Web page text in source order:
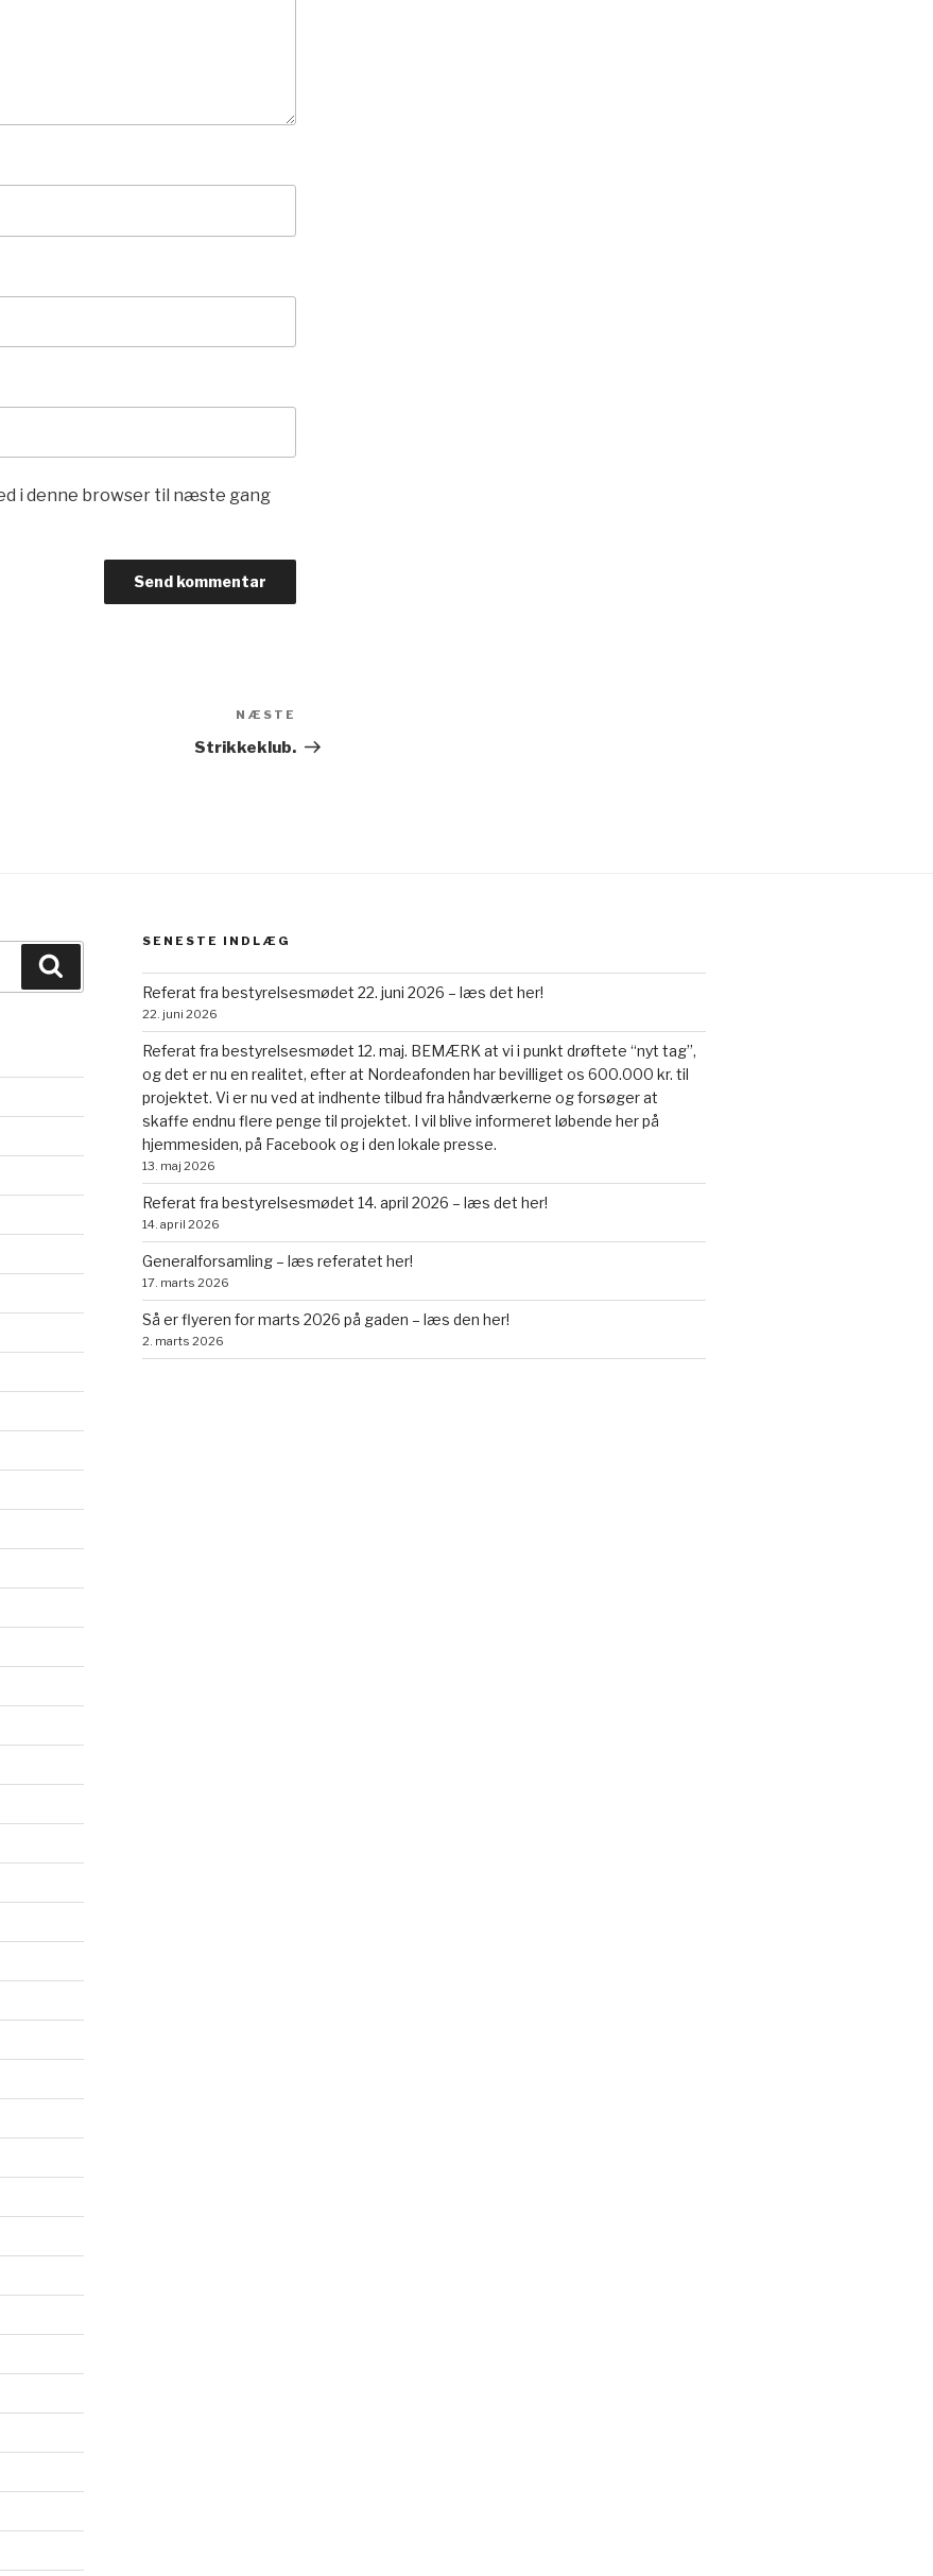
i denne browser til næste gang
indlæg
NÆSTE
Strikkeklub.
SENESTE INDLÆG
Referat fra bestyrelsesmødet 22. juni 2026 – læs det her!
22. juni 2026
Referat fra bestyrelsesmødet 12. maj. BEMÆRK at vi i punkt drøftete “nyt tag”,
og det er nu en realitet, efter at Nordeafonden har bevilliget os 600.000 kr. til
projektet. Vi er nu ved at indhente tilbud fra håndværkerne og forsøger at
skaffe endnu flere penge til projektet. I vil blive informeret løbende her på
hjemmesiden, på Facebook og i den lokale presse.
13. maj 2026
Referat fra bestyrelsesmødet 14. april 2026 – læs det her!
14. april 2026
Generalforsamling – læs referatet her!
17. marts 2026
Så er flyeren for marts 2026 på gaden – læs den her!
2. marts 2026